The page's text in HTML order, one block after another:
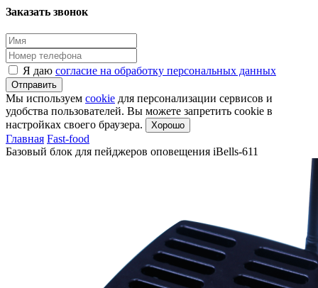
Заказать звонок
Я даю согласие на обработку персональных данных
Отправить
Мы используем cookie для персонализации сервисов и
удобства пользователей. Вы можете запретить cookie в
настройках своего браузера.
Хорошо
Главная Fast-food
Базовый блок для пейджеров оповещения iBells-611